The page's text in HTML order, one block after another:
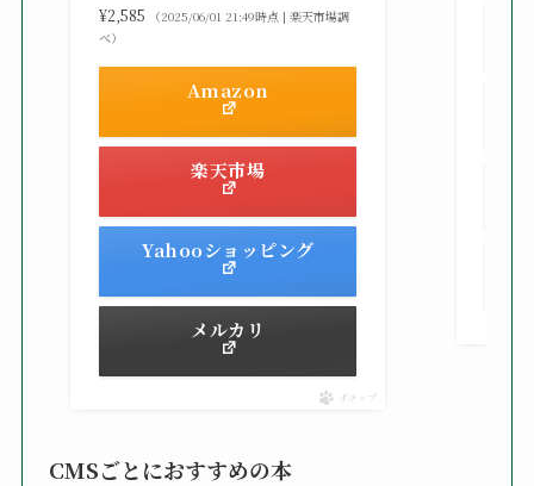
¥2,585
（2025/06/01 21:49時点 | 楽天市場調
べ）
Amazon
楽天市場
Yahooショッピング
メルカリ
ポチップ
CMSごとにおすすめの本